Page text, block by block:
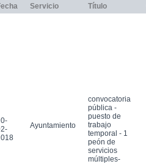
Servicio Título
Ayuntamiento
convocatoria
pública -
puesto de
trabajo
temporal - 1
peón de
servicios
múltiples-